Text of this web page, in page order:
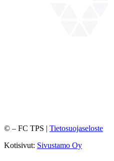
© – FC TPS | Tietosuojaseloste
Kotisivut: Sivustamo Oy